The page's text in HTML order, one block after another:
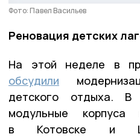
Фото: Павел Васильев
Реновация детских
На этой неделе в
обсудили
детского отдыха.
модульные
в Котовске и